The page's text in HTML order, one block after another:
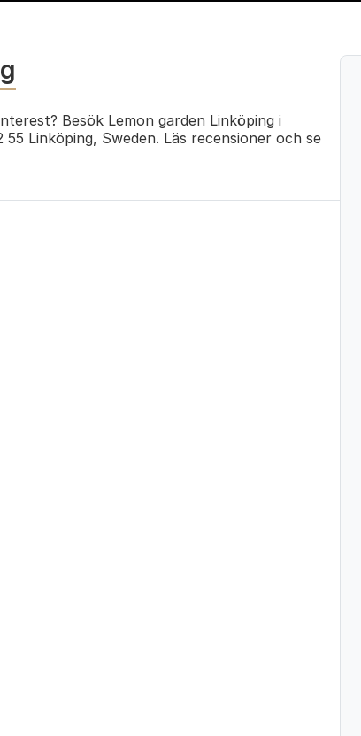
Besök Lemon garden Linköping i
Linköping, Sweden. Läs recensioner och se